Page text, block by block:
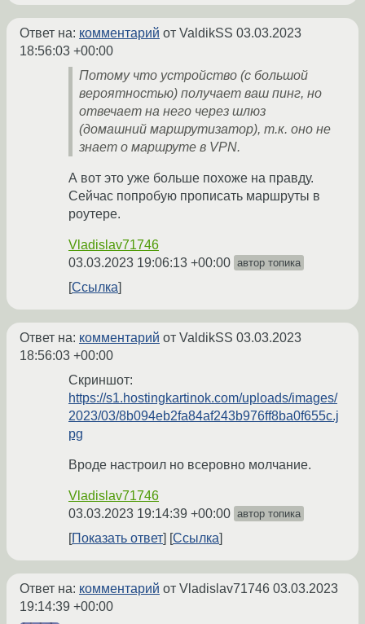
Ответ на: комментарий от ValdikSS 03.03.2023
18:56:03 +00:00
Потому что устройство (с большой
вероятностью) получает ваш пинг, но
отвечает на него через шлюз
(домашний маршрутизатор), т.к. оно не
знает о маршруте в VPN.
А вот это уже больше похоже на правду.
Сейчас попробую прописать маршруты в
роутере.
Vladislav71746
03.03.2023 19:06:13 +00:00 автор топика
Ссылка
Ответ на: комментарий от ValdikSS 03.03.2023
18:56:03 +00:00
Скриншот:
https://s1.hostingkartinok.com/uploads/images/
2023/03/8b094eb2fa84af243b976ff8ba0f655c.j
pg
Вроде настроил но всеровно молчание.
Vladislav71746
03.03.2023 19:14:39 +00:00 автор топика
Показать ответ Ссылка
Ответ на: комментарий от Vladislav71746 03.03.2023
19:14:39 +00:00